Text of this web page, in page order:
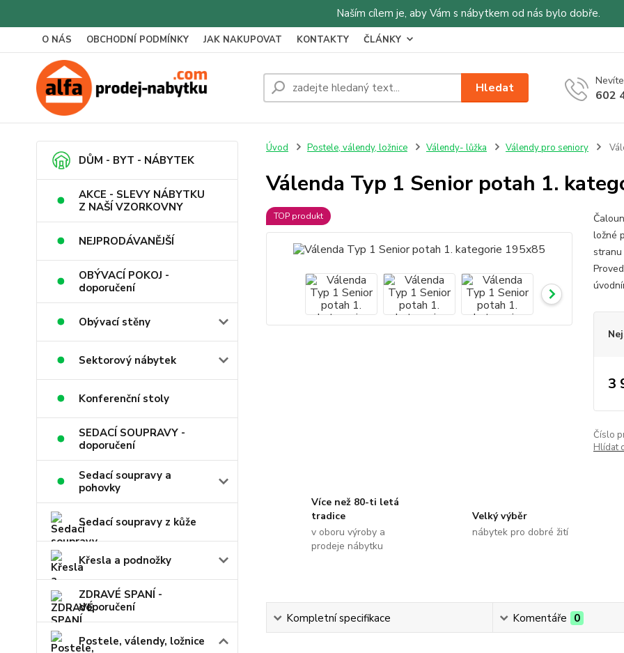
Naším cílem je, aby Vám s nábytkem od nás bylo dobře.
O NÁS OBCHODNÍ PODMÍNKY JAK NAKUPOVAT KONTAKTY ČLÁNKY
Hledat
602
DŮM - BYT - NÁBYTEK
AKCE - SLEVY NÁBYTKU
Z NAŠÍ VZORKOVNY
NEJPRODÁVANĚJŠÍ
OBÝVACÍ POKOJ -
doporučení
Obývací stěny
Sektorový nábytek
Konferenční stoly
SEDACÍ SOUPRAVY -
doporučení
Sedací soupravy a
pohovky
Sedací soupravy z kůže
Křesla a podnožky
ZDRAVÉ SPANÍ -
doporučení
Postele, válendy, ložnice
Úvod Postele, válendy, ložnice Válendy- lůžka Válendy pro seniory
Válenda Typ 1 Senior potah 1.
TOP produkt
ložné
3
Číslo
Hlídat
Více než 80-ti letá
tradice
v oboru výroby a
prodeje nábytku
Velký výběr
nábytek pro dobré žití
Kompletní specifikace Komentáře 0